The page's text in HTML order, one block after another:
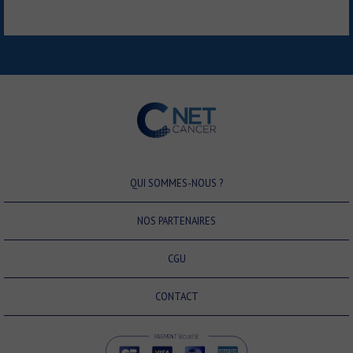
QUI SOMMES-NOUS ?
NOS PARTENAIRES
CGU
CONTACT